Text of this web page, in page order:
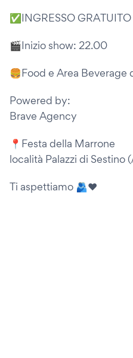
✅INGRESSO
🎬Inizio show: 22.00
🍔Food e Area Beverage
Powered by:
Brave Agency
📍Festa della Marrone
località Palazzi di Sestino
Ti aspettiamo 🫂❤️